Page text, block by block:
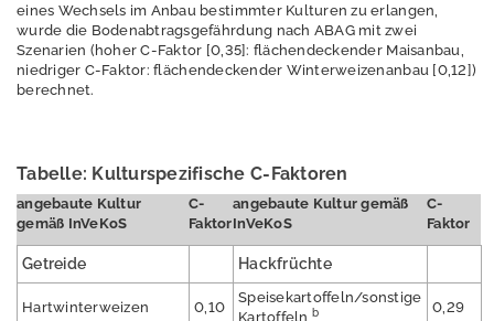
Wasser
Windenergie
s
w
e
rt
e
eines Wechsels im Anbau bestimmter Kulturen zu erlangen,
wurde die Bodenabtragsgefährdung nach ABAG mit zwei
Szenarien (hoher C-Faktor [0,35]: flächendeckender Maisanbau,
niedriger C-Faktor: flächendeckender Winterweizenanbau [0,12])
berechnet.
Tabelle: Kulturspezifische C-Faktoren
angebaute Kultur
gemäß InVeKoS
C-
Faktor
angebaute Kultur gemäß
InVeKoS
C-
Faktor
Getreide Hackfrüchte
Hartwinterweizen 0,10
Speisekartoffeln/sonstige
Kartoffeln b 0,29